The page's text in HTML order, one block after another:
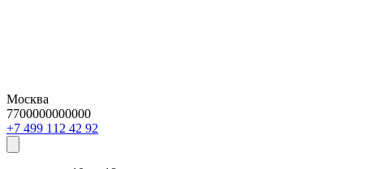
Москва
7700000000000
29 24 211 994 7+